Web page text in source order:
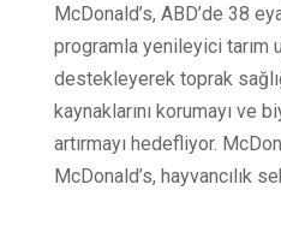
McDonald’s, ABD’de 38
programla yenileyici tarım
destekleyerek toprak
kaynaklarını korumayı ve
artırmayı hedefliyor.
McDonald’s, hayvancılık